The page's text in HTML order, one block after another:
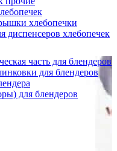
хлебопечки
диспенсеров хлебопечек
часть для блендеров
для блендеров
для блендеров